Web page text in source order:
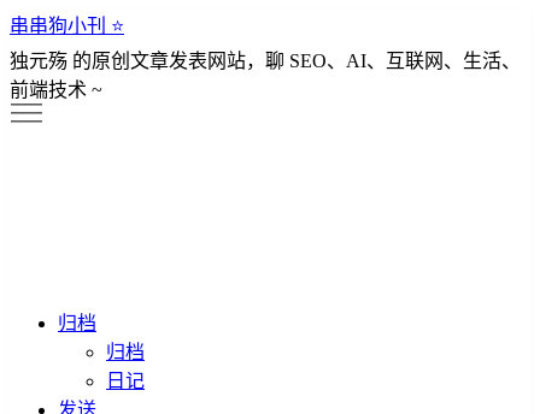
串串狗小刊 ⭐️
独元殇 的原创文章发表网站，聊 SEO、AI、互联网、生活、
前端技术 ~
归档
归档
日记
发送